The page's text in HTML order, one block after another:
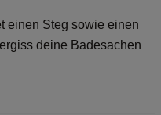
einen Steg sowie einen
deine Badesachen